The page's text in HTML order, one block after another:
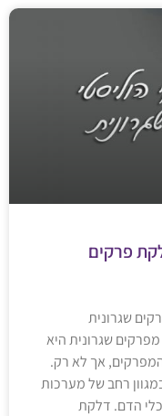
פרקים
שגרונית
שגרונית היא
אך לא רק.
רחב של מערכות
הדם. דלקת